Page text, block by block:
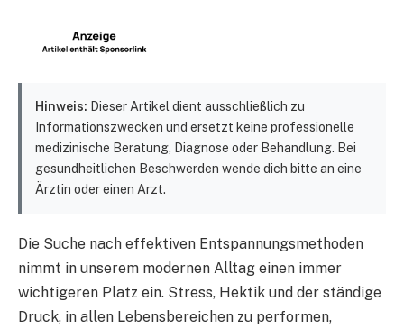
Hinweis: Dieser Artikel dient ausschließlich zu
Informationszwecken und ersetzt keine professionelle
medizinische Beratung, Diagnose oder Behandlung. Bei
gesundheitlichen Beschwerden wende dich bitte an eine
Ärztin oder einen Arzt.
Die Suche nach effektiven Entspannungsmethoden
nimmt in unserem modernen Alltag einen immer
wichtigeren Platz ein. Stress, Hektik und der ständige
Druck, in allen Lebensbereichen zu performen,